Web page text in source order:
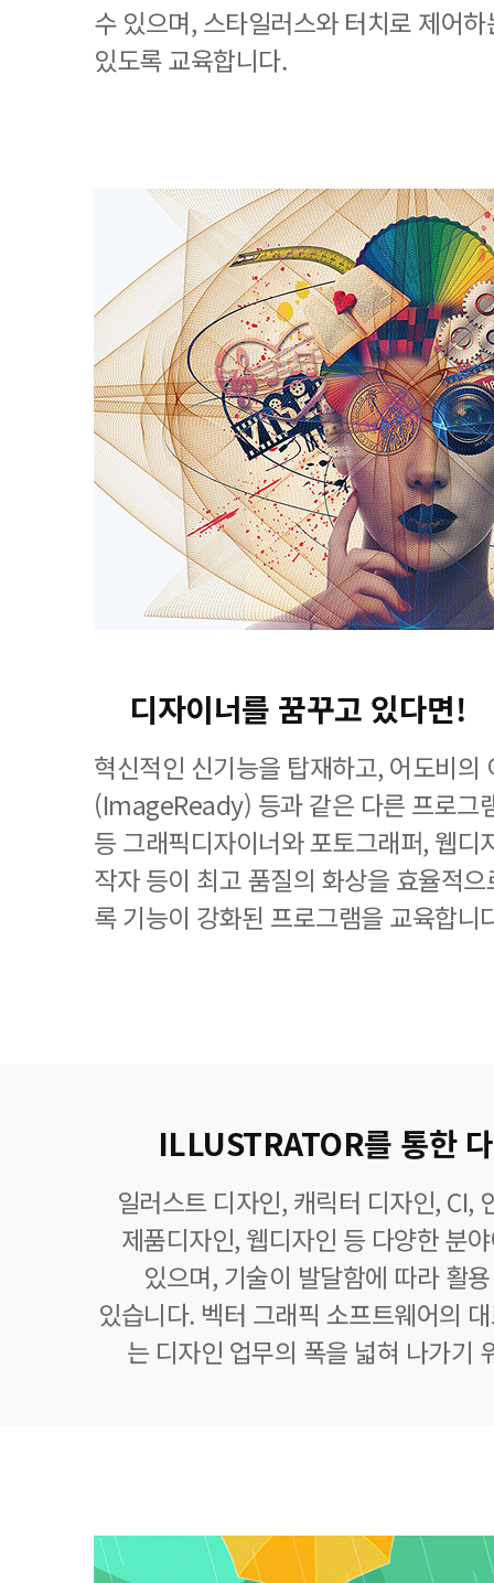
수 있으며, 스타일러스와 터치로 제어
있도록 교육합니다.
디자이너를 꿈꾸고 있다면!
혁신적인 신기능을 탑재하고, 어도비의
(ImageReady) 등과 같은 다른 프로그
등 그래픽디자이너와 포토그래퍼, 웹디
작자 등이 최고 품질의 화상을 효율적
록 기능이 강화된 프로그램을 교육합니
ILLUSTRATOR를 통한
일러스트 디자인, 캐릭터 디자인, CI,
제품디자인, 웹디자인 등 다양한 분
있으며, 기술이 발달함에 따라 활
있습니다. 벡터 그래픽 소프트웨어의
는 디자인 업무의 폭을 넓혀 나가기